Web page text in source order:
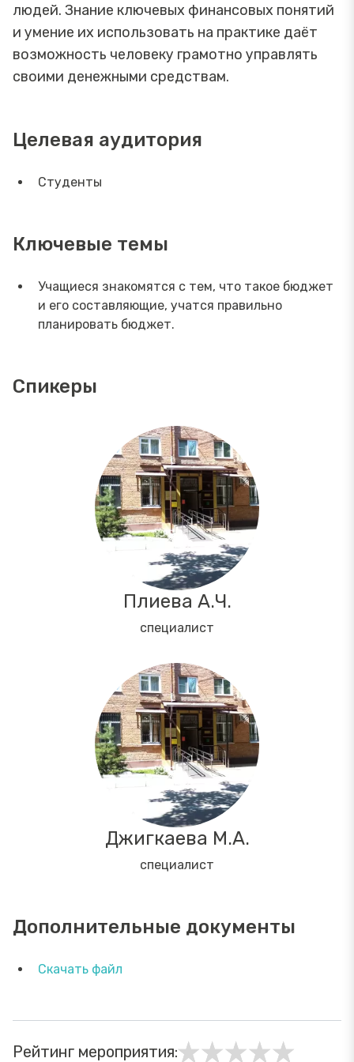
людей. Знание ключевых финансовых понятий
и умение их использовать на практике даёт
возможность человеку грамотно управлять
своими денежными средствам.
Целевая аудитория
Студенты
Ключевые темы
Учащиеся знакомятся с тем, что такое бюджет
и его составляющие, учатся правильно
планировать бюджет.
Спикеры
Плиева А.Ч.
специалист
Джигкаева М.А.
специалист
Дополнительные документы
Скачать файл
Рейтинг мероприятия: